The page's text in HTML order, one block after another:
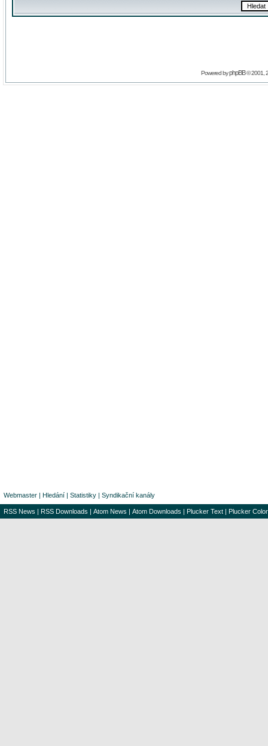
Powered byphpBB© 2001,
Webmaster | Hledání | Statistiky | Syndikační kanály
RSS News | RSS Downloads | Atom News | Atom Downloads | Plucker Text | Plucker Color